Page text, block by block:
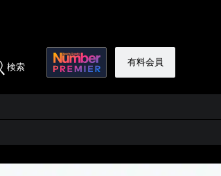
検索 有料会員